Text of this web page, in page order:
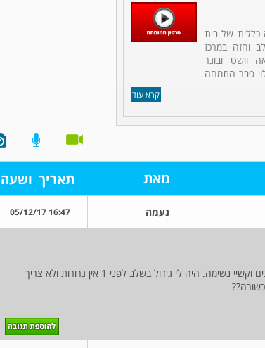
קרא עוד
כללית של בית
וחזה במרכז
וושט ובוגר
פבר התמחה
מאת תאריך ושעה
נעמה 16:47 05/12/17
עברתי ניתוח ריאה לפני 10 חודשים ועדיין יש לי כאבים וקשיי נשימה. היה לי גידול בשלב לפני 1 אין גרורות ולא צריך